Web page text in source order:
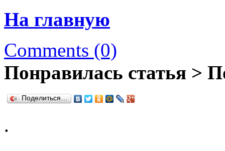
На главную
Comments (0)
Понравилась статья >
Поделиться…
.